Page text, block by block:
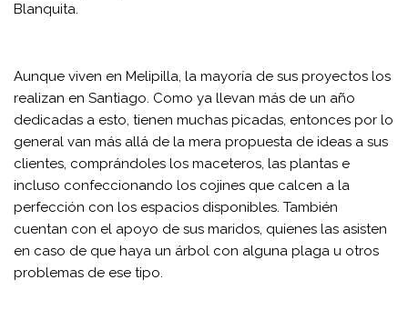
Blanquita.
Aunque viven en Melipilla, la mayoría de sus proyectos los
realizan en Santiago. Como ya llevan más de un año
dedicadas a esto, tienen muchas picadas, entonces por lo
general van más allá de la mera propuesta de ideas a sus
clientes, comprándoles los maceteros, las plantas e
incluso confeccionando los cojines que calcen a la
perfección con los espacios disponibles. También
cuentan con el apoyo de sus maridos, quienes las asisten
en caso de que haya un árbol con alguna plaga u otros
problemas de ese tipo.